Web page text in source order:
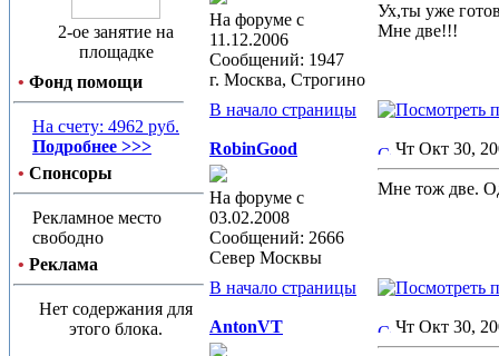
2-ое занятие на
площадке
• Фонд помощи
На счету: 4962 руб.
Подробнее >>>
• Спонсоры
Рекламное место
свободно
• Реклама
Нет содержания для
этого блока.
На форуме с
11.12.2006
Сообщений: 1947
г. Москва, Строгино
Ух,ты уже
Мне две!!!
В начало страницы
RobinGood
На форуме с
03.02.2008
Сообщений: 2666
Север Москвы
Чт Окт 30,
Мне тож две.
В начало страницы
AntonVT Чт Окт 30,